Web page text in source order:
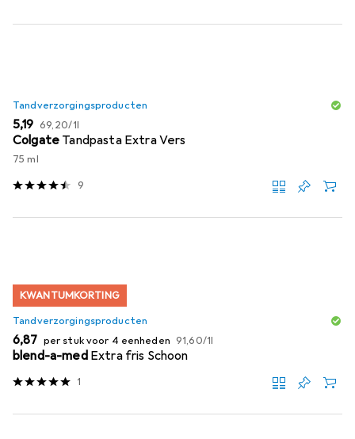
Tandverzorgingsproducten
EUR
5,19 EUR
69,20/1l
Colgate Tandpasta Extra Vers
75 ml
9
KWANTUMKORTING
Tandverzorgingsproducten
EUR
6,87 per stuk voor 4 eenheden EUR
91,60/1l
blend-a-med Extra fris Schoon
1